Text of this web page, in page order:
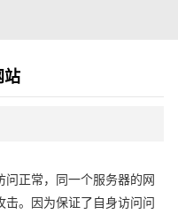
站
正常，同一个服务器的网
。因为保证了自身访问问